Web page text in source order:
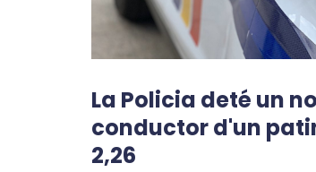
La Policia deté un
conductor d'un
2,26